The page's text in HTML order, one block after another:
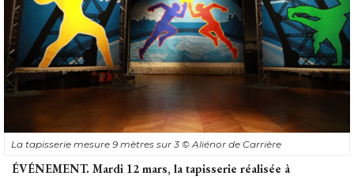
La tapisserie mesure 9 mètres sur 3 © Aliénor de Carrière
ÉVÉNEMENT. Mardi 12 mars, la tapisserie réalisée à